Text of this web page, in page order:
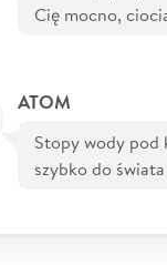
Cię mocno,
ATOM
Stopy wody pod
szybko do